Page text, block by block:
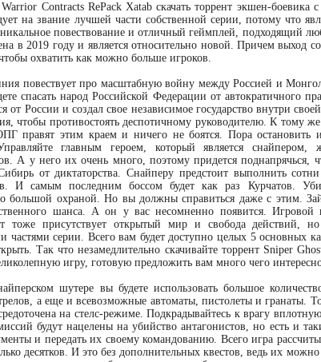
Contracts RePack Xatab скачать торрент экшен-боевика
на звание лучшей части собственной серии, потому что
повествование и отличный геймплей, подходящий
в 2019 году и является относительно новой. Причем выход
охватить как можно больше игроков.
повествует про масштабную войну между Россией и
спасать народ Российской Федерации от автократичного
от России и создал свое независимое государство внутри
чтобы противостоять деспотичному руководителю. К тому
правят этим краем и ничего не боятся. Пора
главным героем, который является
А у него их очень много, поэтому придется поднапрячься,
от диктаторства. Снайперу предстоит выполнить
И самым последним боссом будет как раз Курчатов.
большой охраной. Но вы должны справиться даже с этим.
шанса. А он у вас несомненно появится.
тоже присутствует открытый мир и свобода действий,
частями серии. Всего вам будет доступно целых 5 основных
Так что незамедлительно скачивайте торрент Sniper
игру, готовую предложить вам много чего
шутере вы будете использовать большое
а еще и всевозможные автоматы, пистолеты и гранаты.
на стелс-режиме. Подкрадывайтесь к врагу
будут нацелены на убийство антагонистов, но есть и
и передать их своему командованию. Всего игра
десятков. И это без дополнительных квестов, ведь их